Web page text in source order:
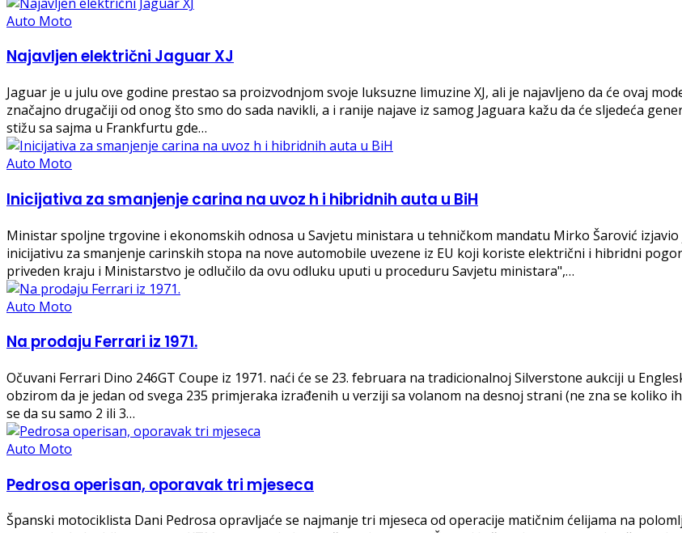
Auto Moto
Najavljen električni Jaguar XJ
Jaguar je u julu ove godine prestao sa proizvodnjom svoje luksuzne limuzine XJ, ali je najavljeno da će ovaj
značajno drugačiji od onog što smo do sada navikli, a i ranije najave iz samog Jaguara kažu da će sljedeća
stižu sa sajma u Frankfurtu gde…
Auto Moto
Inicijativa za smanjenje carina na uvoz h i hibridnih auta u BiH
Ministar spoljne trgovine i ekonomskih odnosa u Savjetu ministara u tehničkom mandatu Mirko Šarović
inicijativu za smanjenje carinskih stopa na nove automobile uvezene iz EU koji koriste električni i hibridni
priveden kraju i Ministarstvo je odlučilo da ovu odluku uputi u proceduru Savjetu ministara",…
Auto Moto
Na prodaju Ferrari iz 1971.
​Očuvani Ferrari Dino 246GT Coupe iz 1971. naći će se 23. februara na tradicionalnoj Silverstone aukciji u
obzirom da je jedan od svega 235 primjeraka izrađenih u verziji sa volanom na desnoj strani (ne zna se koliko
se da su samo 2 ili 3…
Auto Moto
Pedrosa operisan, oporavak tri mjeseca
Španski motociklista Dani Pedrosa opravljaće se najmanje tri mjeseca od operacije matičnim ćelijama na